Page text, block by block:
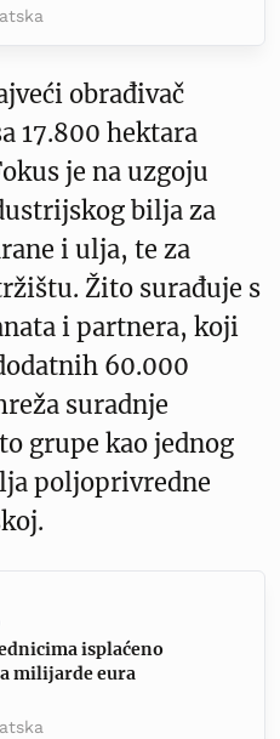
obrađivač
17.800 hektara
je na uzgoju
bilja za
i ulja, te za
Žito surađuje s
i partnera, koji
60.000
suradnje
grupe kao jednog
poljoprivredne
isplaćeno
milijarde eura